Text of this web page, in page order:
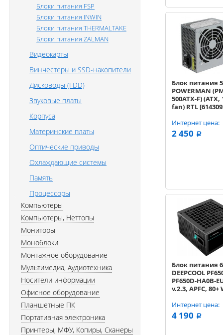
Блок питания
POWERMAN
500ATX-F)
fan) RTL
Интернет цена:
2 450 a
Блок питания
DEEPCOOL
PF650D-HA0B-
v.2.3, APFC, 80+
Интернет цена:
4 190 a
Блоки питания FSP
Блоки питания INWIN
Блоки питания THERMALTAKE
Блоки питания ZALMAN
Видеокарты
Винчестеры и SSD-накопители
Дисководы (FDD)
Звуковые платы
Корпуса
Материнские платы
Оптические приводы
Охлаждающие системы
Память
Процессоры
Компьютеры
Компьютеры, Неттопы
Мониторы
Моноблоки
Монтажное оборудование
Мультимедиа, Аудиотехника
Носители информации
Офисное оборудование
Планшетные ПК
Портативная электроника
Принтеры, МФУ, Копиры, Сканеры